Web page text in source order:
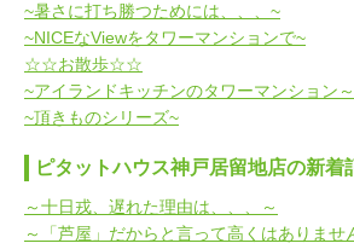
~暑さに打ち勝つためには、、、~
~NICEなViewをタワーマンションで~
☆☆お散歩☆☆
~アイランドキッチンのタワーマンション～
~頂きものシリーズ~
ピタットハウス神戸居留地店の新着
～十日戎、遅れた理由は、、、～
～「芦屋」だからと言って高くはありませ